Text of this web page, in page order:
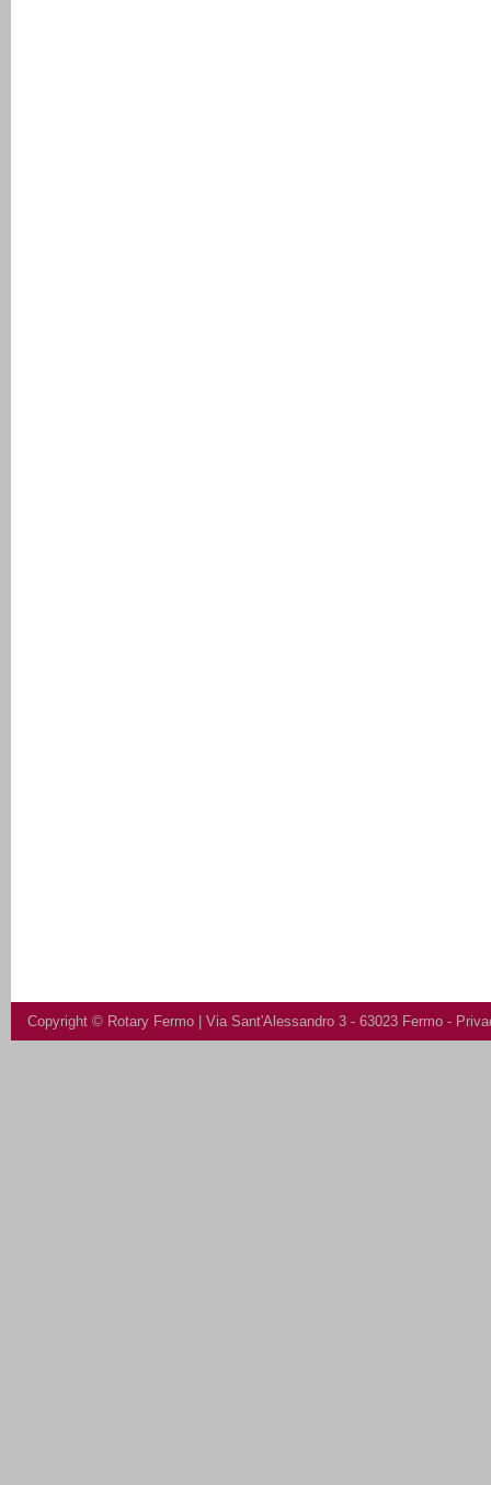
Copyright © Rotary Fermo | Via Sant'Alessandro 3 - 63023 Fermo -